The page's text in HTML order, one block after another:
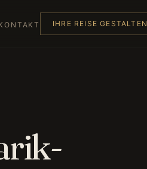
IHRE REISE GESTALTEN